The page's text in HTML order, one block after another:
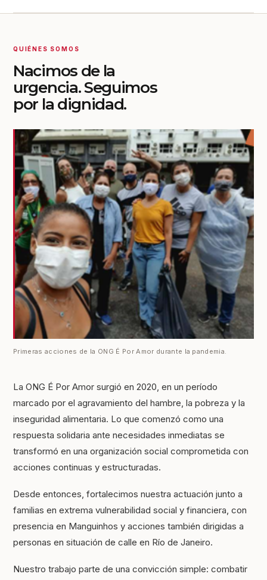
QUIÉNES SOMOS
Nacimos de la
urgencia. Seguimos
por la dignidad.
Primeras acciones de la ONG É Por Amor durante la pandemia.
La ONG É Por Amor surgió en 2020, en un período
marcado por el agravamiento del hambre, la pobreza y la
inseguridad alimentaria. Lo que comenzó como una
respuesta solidaria ante necesidades inmediatas se
transformó en una organización social comprometida con
acciones continuas y estructuradas.
Desde entonces, fortalecimos nuestra actuación junto a
familias en extrema vulnerabilidad social y financiera, con
presencia en Manguinhos y acciones también dirigidas a
personas en situación de calle en Río de Janeiro.
Nuestro trabajo parte de una convicción simple: combatir